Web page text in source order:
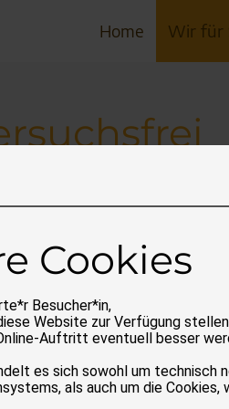
Home Wir für
e.V. engagiert sich
die an der Heinrich-
erreicht werden,
produziert. Dazu
Tierversuche in Ihrer
benötigen? Wir
Sie zu unterstützen!
Cookies
Besucher*in,
Website zur Verfügung
Auftritt eventuell besser
es sich sowohl um technisch
als auch um die